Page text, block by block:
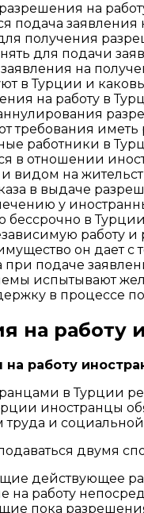
на
подача
получения
для подачи
на
в Турции и
на работу в
требования
работники в
отношении
видом на
в выдаче
у
бессрочно в
работу
он дает
подаче
испытывают
в процессе
на работу
работу
в Турции
иностранцы
и
двумя
действующее
на работу
пока